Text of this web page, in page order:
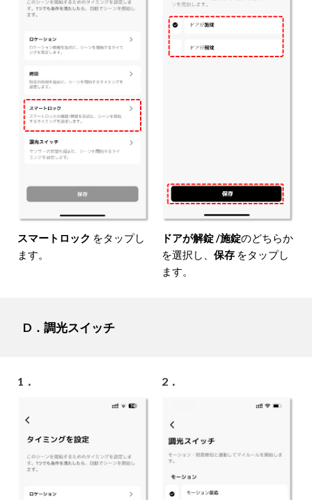
スマートロック をタップし
ます。
ドアが解錠 /施錠のどちらか
を選択し、 保存 をタップし
ます。
D．調光スイッチ
1． 2．